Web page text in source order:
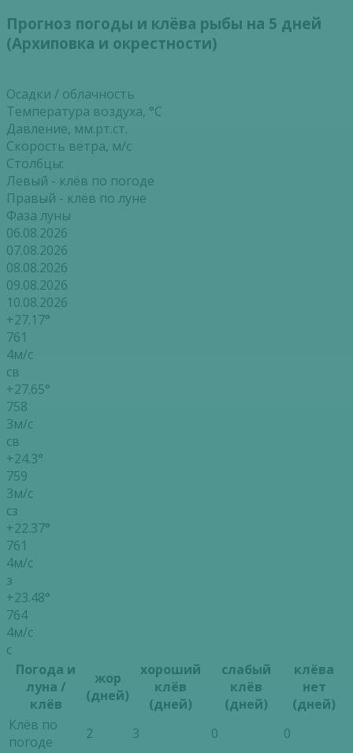
Прогноз погоды и клёва рыбы на 5 дней
(Архиповка и окрестности)
Осадки / облачность
Температура воздуха, °С
Давление, мм.рт.ст.
Скорость ветра, м/с
Столбцы:
Левый - клёв по погоде
Правый - клёв по луне
Фаза луны
06.08.2026
07.08.2026
08.08.2026
09.08.2026
10.08.2026
+27.17°
761
4м/с
св
+27.65°
758
3м/с
св
+24.3°
759
3м/с
сз
+22.37°
761
4м/с
з
+23.48°
764
4м/с
с
Погода и
луна /
клёв
жор
(дней)
хороший
клёв
(дней)
слабый
клёв
(дней)
клёва
нет
(дней)
Клёв по
погоде
2 3 0
0